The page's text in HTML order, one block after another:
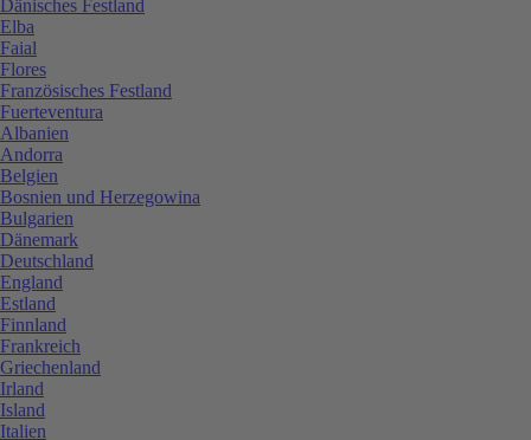
Dänisches Festland
Elba
Faial
Flores
Französisches Festland
Fuerteventura
Albanien
Andorra
Belgien
Bosnien und Herzegowina
Bulgarien
Dänemark
Deutschland
England
Estland
Finnland
Frankreich
Griechenland
Irland
Island
Italien